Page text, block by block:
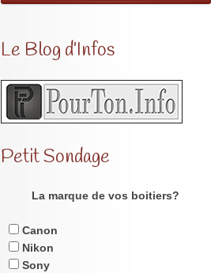
Le Blog d’Infos
Petit Sondage
La marque de vos boitiers?
Canon
Nikon
Sony